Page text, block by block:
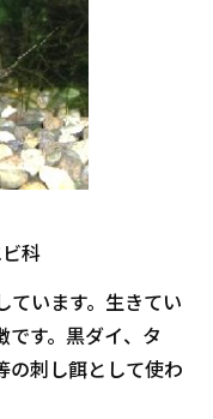
科
います。生きてい
です。黒ダイ、タ
の刺し餌として使わ